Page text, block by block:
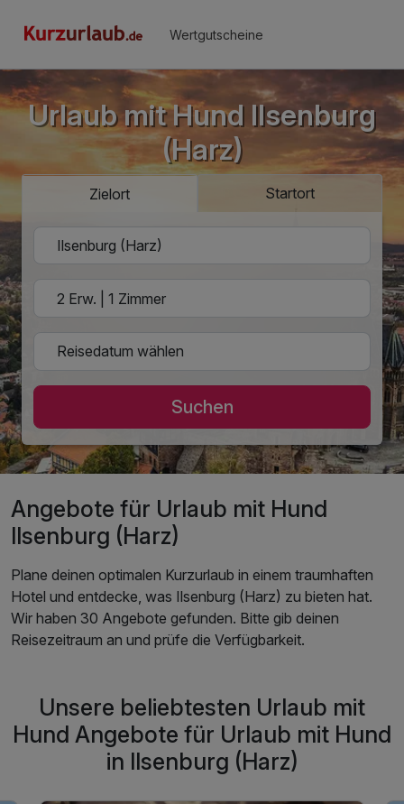
Wertgutscheine
Urlaub mit Hund Ilsenburg
(Harz)
Zielort Startort
Suchen
Angebote für Urlaub mit Hund
Ilsenburg (Harz)
Plane deinen optimalen Kurzurlaub in einem traumhaften
Hotel und entdecke, was Ilsenburg (Harz) zu bieten hat.
Wir haben 30 Angebote gefunden. Bitte gib deinen
Reisezeitraum an und prüfe die Verfügbarkeit.
Unsere beliebtesten Urlaub mit
Hund Angebote für Urlaub mit Hund
in Ilsenburg (Harz)